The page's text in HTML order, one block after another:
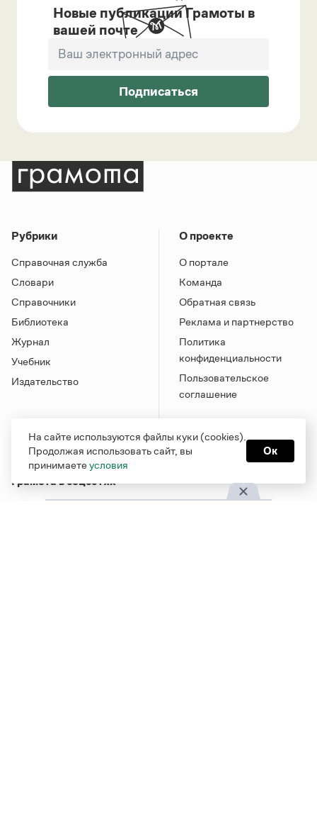
Новые публикации Грамоты в
вашей почте
Подписаться
Рубрики
Справочная служба
Словари
Справочники
Библиотека
Журнал
Учебник
Издательство
О проекте
О портале
Команда
Обратная связь
Реклама и партнерство
Политика
конфиденциальности
Пользовательское
соглашение
Грамота в соцсетях
На сайте используются файлы куки (cookies).
Продолжая использовать сайт, вы
принимаетеусловия
Ок